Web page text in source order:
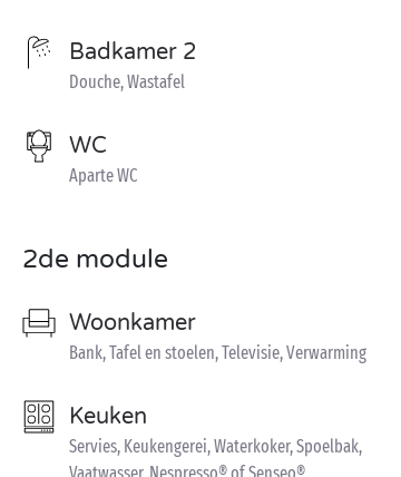
Badkamer 2
Douche, Wastafel
WC
Aparte WC
2de module
Woonkamer
Bank, Tafel en stoelen, Televisie, Verwarming
Keuken
Servies, Keukengerei, Waterkoker, Spoelbak,